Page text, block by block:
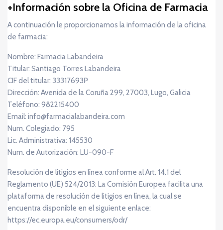
Información sobre la Oficina de Farmacia
A continuación le proporcionamos la información de la oficina
de farmacia:
Nombre: Farmacia Labandeira
Titular: Santiago Torres Labandeira
CIF del titular: 33317693P
Dirección: Avenida de la Coruña 299, 27003, Lugo, Galicia
Teléfono: 982215400
Email: info@farmacialabandeira.com
Num. Colegiado: 795
Lic. Administrativa: 145530
Num. de Autorización: LU-090-F
Resolución de litigios en línea conforme al Art. 14.1 del
Reglamento (UE) 524/2013: La Comisión Europea facilita una
plataforma de resolución de litigios en línea, la cual se
encuentra disponible en el siguiente enlace:
https://ec.europa.eu/consumers/odr/